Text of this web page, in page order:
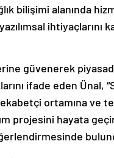
bilişimi alanında
ihtiyaçlarını
güvenerek
ifade eden Ünal,
ortamına ve
projesini hayata